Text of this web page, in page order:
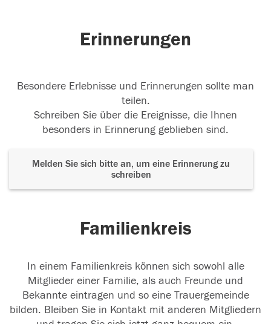
Erinnerungen
Besondere Erlebnisse und Erinnerungen sollte man
teilen.
Schreiben Sie über die Ereignisse, die Ihnen
besonders in Erinnerung geblieben sind.
Melden Sie sich bitte an, um eine Erinnerung zu
schreiben
Familienkreis
In einem Familienkreis können sich sowohl alle
Mitglieder einer Familie, als auch Freunde und
Bekannte eintragen und so eine Trauergemeinde
bilden. Bleiben Sie in Kontakt mit anderen Mitgliedern